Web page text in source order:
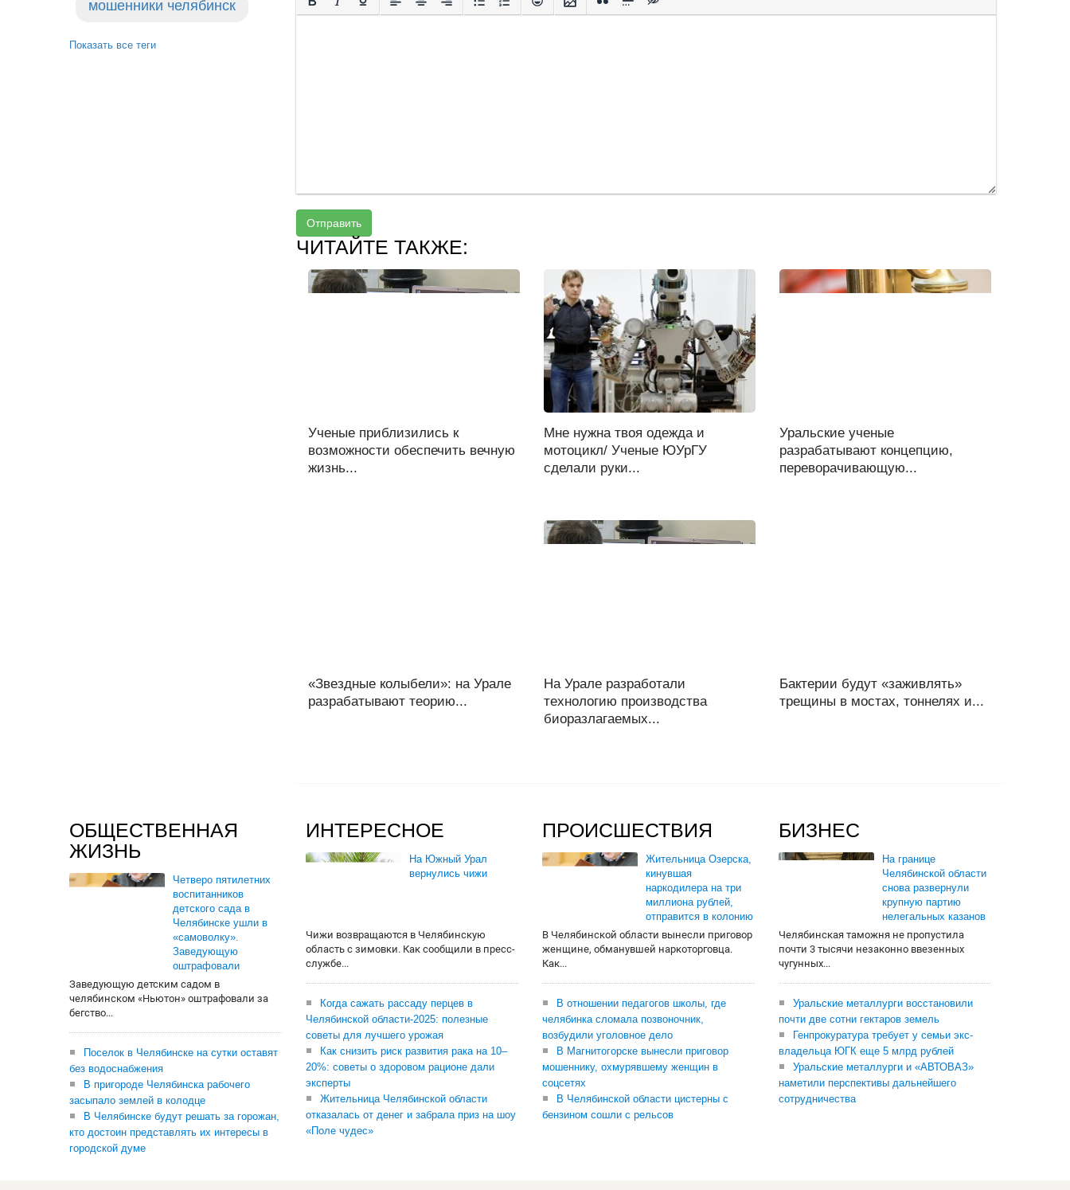
мошенники челябинск
Показать все теги
Отправить
ЧИТАЙТЕ ТАКЖЕ:
Ученые приблизились к
возможности обеспечить вечную
жизнь...
Мне нужна твоя одежда и
мотоцикл/ Ученые ЮУрГУ
сделали руки...
Уральские ученые
разрабатывают концепцию,
переворачивающую...
«Звездные колыбели»: на Урале
разрабатывают теорию...
На Урале разработали
технологию производства
биоразлагаемых...
Бактерии будут «заживлять»
трещины в мостах, тоннелях и...
ОБЩЕСТВЕННАЯ
ЖИЗНЬ
Четверо пятилетних
воспитанников
детского сада в
Челябинске ушли в
«самоволку».
Заведующую
оштрафовали
Заведующую детским садом в
челябинском «Ньютон» оштрафовали за
бегство...
Поселок в Челябинске на сутки оставят
без водоснабжения
В пригороде Челябинска рабочего
засыпало землей в колодце
В Челябинске будут решать за горожан,
кто достоин представлять их интересы в
городской думе
ИНТЕРЕСНОЕ
На Южный Урал
вернулись чижи
Чижи возвращаются в Челябинскую
область с зимовки. Как сообщили в пресс-
службе...
Когда сажать рассаду перцев в
Челябинской области-2025: полезные
советы для лучшего урожая
Как снизить риск развития рака на 10–
20%: советы о здоровом рационе дали
эксперты
Жительница Челябинской области
отказалась от денег и забрала приз на шоу
«Поле чудес»
ПРОИСШЕСТВИЯ
Жительница Озерска,
кинувшая
наркодилера на три
миллиона рублей,
отправится в колонию
В Челябинской области вынесли приговор
женщине, обманувшей наркоторговца.
Как...
В отношении педагогов школы, где
челябинка сломала позвоночник,
возбудили уголовное дело
В Магнитогорске вынесли приговор
мошеннику, охмурявшему женщин в
соцсетях
В Челябинской области цистерны с
бензином сошли с рельсов
БИЗНЕС
На границе
Челябинской области
снова развернули
крупную партию
нелегальных казанов
Челябинская таможня не пропустила
почти 3 тысячи незаконно ввезенных
чугунных...
Уральские металлурги восстановили
почти две сотни гектаров земель
Генпрокуратура требует у семьи экс-
владельца ЮГК еще 5 млрд рублей
Уральские металлурги и «АВТОВАЗ»
наметили перспективы дальнейшего
сотрудничества